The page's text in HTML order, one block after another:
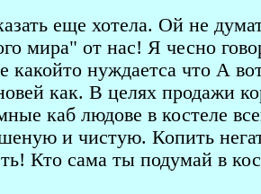
еще хотела. Ой не
мира" от нас! Я чесно
какойто нуждаетса что А
как. В целях продажи
каб людове в костеле
и чистую. Копить
Кто сама ты подумай в